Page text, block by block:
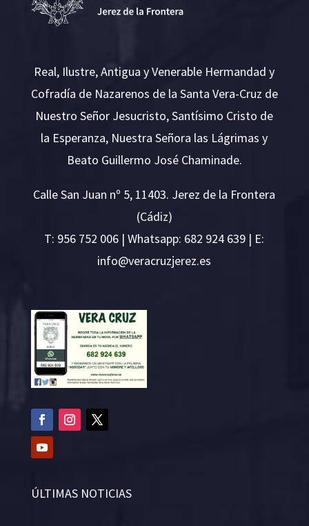
Real, Ilustre, Antigua y Venerable Hermandad y
Cofradía de Nazarenos de la Santa Vera-Cruz de
Nuestro Señor Jesucristo, Santísimo Cristo de
la Esperanza, Nuestra Señora las Lágrimas y
Beato Guillermo José Chaminade.
Calle San Juan nº 5, 11403. Jerez de la Frontera
(Cádiz)
T: 956 752 006 | Whatsapp: 682 924 639 | E:
se.ze
rejzu
rcare
v@ofn
i
ÚLTIMAS NOTICIAS